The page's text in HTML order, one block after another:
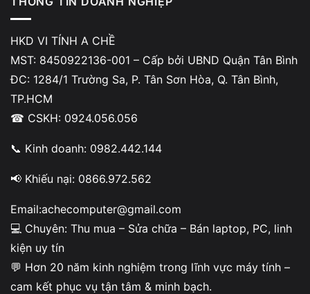
LG Gram treo máy hoặc đơ khi xử lý tác vụ nặng
RAM không đủ có thể khiến hệ thống phản hồi chậm hoặc
treo ứng dụng.
RAM đầy thường xuyên khi sử dụng
Khi kiểm tra Task Manager thấy RAM luôn ở mức cao, việc
nâng cấp RAM LG Gram sẽ giúp cải thiện hiệu năng rõ
Việc nâng RAM đúng cách giúp kéo dài thời gian sử dụng
thiết bị.
HKD VI TÍNH A CHỀ
MST: 8450922136-001 – Cấp bởi UBND Quận Tân Bình
ĐC: 1284/1 Trường Sa, P. Tân Sơn Hòa, Q. Tân Bình,
TP.HCM
☎ CSKH: 0924.056.056
📞 Kinh doanh: 0982.442.144
📢 Khiếu nại: 0866.972.562
Email:achecomputer@gmail.com
💻 Chuyên: Thu mua – Sửa chữa – Bán laptop, PC, linh
kiện uy tín
💬 Hơn 20 năm kinh nghiệm trong lĩnh vực máy tính –
cam kết phục vụ tận tâm & minh bạch.